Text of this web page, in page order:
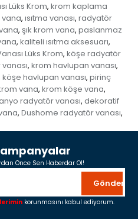
Lüks Krom, krom kaplama
vana, ısıtma vanası, radyatör
, şık krom vana, paslanmaz
, kaliteli ısıtma aksesuarı,
Lüks Krom, köşe radyatör
, krom havlupan vanası,
köşe havlupan vanası, pirinç
vana, krom köşe vana,
radyatör vanası, dekoratif
, Dushome radyatör vanası,
Önce Sen Haberdar Ol!
Gönder
korunmasını kabul ediyorum.